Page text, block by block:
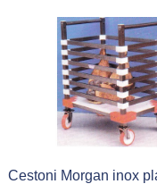
Cestoni Morgan inox